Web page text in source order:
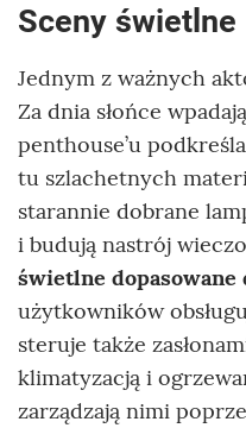
Sceny świetlne
Jednym z ważnych
Za dnia słońce
penthouse’u
tu szlachetnych
starannie dobrane
i budują nastrój
świetlne
użytkowników
steruje także
klimatyzacją i
zarządzają nimi